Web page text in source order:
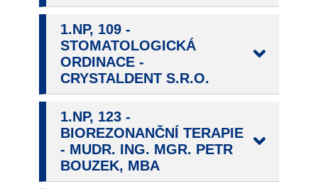
1.NP, 109 -
STOMATOLOGICKÁ
ORDINACE -
CRYSTALDENT S.R.O.
1.NP, 123 -
BIOREZONANČNÍ TERAPIE
- MUDR. ING. MGR. PETR
BOUZEK, MBA
cookies
cookies nám
měření
výkonu
a našich
reklamních
Jejich pomocí